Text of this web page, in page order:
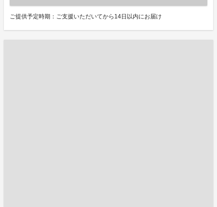
ご提供予定時期：ご支援いただいてから14日以内にお届け